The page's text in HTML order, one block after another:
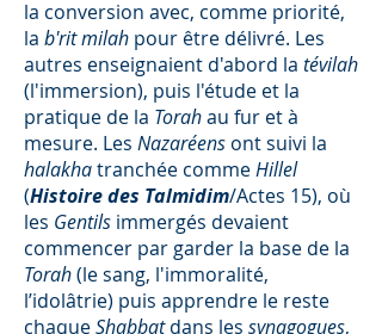
la conversion avec, comme priorité,
la b'rit milah pour être délivré. Les
autres enseignaient d'abord la tévilah
(l'immersion), puis l'étude et la
pratique de la Torahau fur et à
mesure. Les Nazaréens ont suivi la
halakhatranchée commeHillel
(Histoire des Talmidim/Actes 15), où
les Gentils immergés devaient
commencer par garder la base de la
Torah(le sang, l'immoralité,
l’idolâtrie) puis apprendre le reste
chaqueShabbatdans les synagogues,